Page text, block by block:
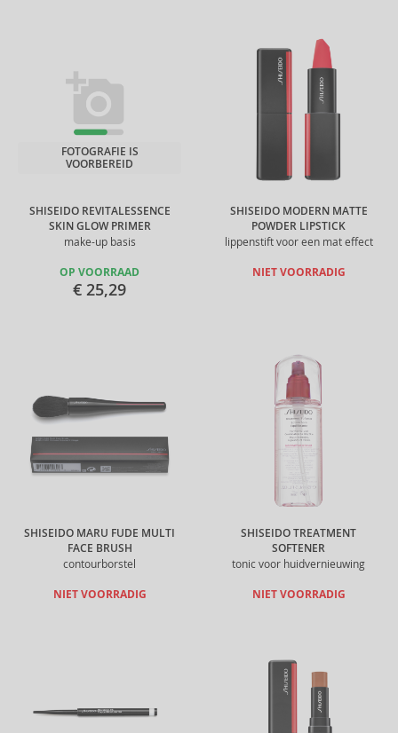
SHISEIDO REVITALESSENCE
SKIN GLOW PRIMER
make-up basis
FOTOGRAFIE IS
VOORBEREID
OP VOORRAAD
€ 25,29
SHISEIDO MODERN MATTE
POWDER LIPSTICK
lippenstift voor een mat effect
NIET VOORRADIG
SHISEIDO MARU FUDE MULTI
FACE BRUSH
contourborstel
NIET VOORRADIG
SHISEIDO TREATMENT
SOFTENER
tonic voor huidvernieuwing
NIET VOORRADIG